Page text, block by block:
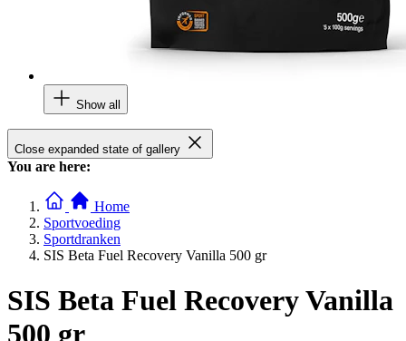
Show all
Close expanded state of gallery
You are here:
Home
Sportvoeding
Sportdranken
SIS Beta Fuel Recovery Vanilla 500 gr
SIS Beta Fuel Recovery Vanilla
500 gr